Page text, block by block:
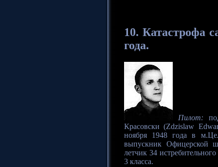
10. Катастрофа
года.
Пилот:
Красовски (Zdzislaw
ноября 1948 года в
выпускник Офицерской
летчик 34
3 класса.